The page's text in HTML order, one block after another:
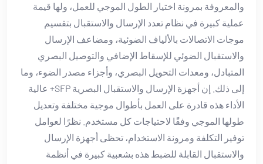
والمعروفة بمرونة اختيار الطول الموجي للعمل، ولها قيمة
عملية كبيرة في نظام تعدد الإرسال والاستقبال بتقسيم
موجات الاتصالات بالألياف الضوئية، ومضاعف الإرسال
والاستقبال الضوئي للإسقاط الإضافي والتوصيل البصري
المتبادل، ومعدات التحويل البصري، وأجزاء مصدر الضوء، وما
إلى ذلك. إن أجهزة الإرسال والاستقبال البصرية SFP+ عالية
الأداء هذه قادرة على العمل بأطوال موجية مختلفة وتعديل
طولها الموجي وفقًا لاحتياجات كل مستخدم. نظرًا لعوامل
توفير التكلفة ومرونة الاستخدام، تحظى أجهزة الإرسال
والاستقبال القابلة للضبط هذه بشعبية كبيرة في أنظمة